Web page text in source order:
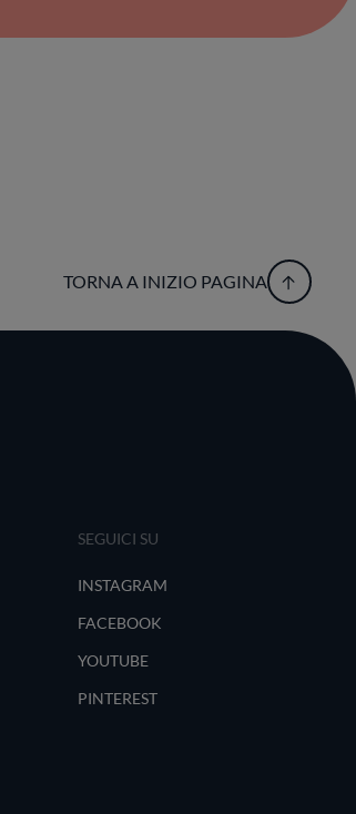
TORNA A INIZIO PAGINA
SEGUICI SU
INSTAGRAM
FACEBOOK
YOUTUBE
PINTEREST